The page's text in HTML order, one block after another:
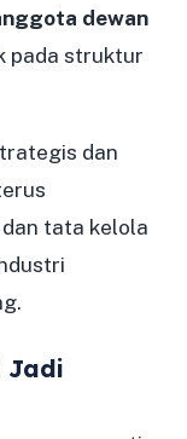
dewan
pada struktur
dan
tata kelola
Jadi